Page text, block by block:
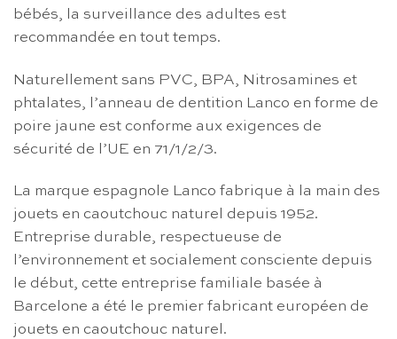
bébés, la surveillance des adultes est
recommandée en tout temps.
Naturellement sans PVC, BPA, Nitrosamines et
phtalates, l’anneau de dentition Lanco en forme de
poire jaune est conforme aux exigences de
sécurité de l’UE en 71/1/2/3.
La marque espagnole Lanco fabrique à la main des
jouets en caoutchouc naturel depuis 1952.
Entreprise durable, respectueuse de
l’environnement et socialement consciente depuis
le début, cette entreprise familiale basée à
Barcelone a été le premier fabricant européen de
jouets en caoutchouc naturel.